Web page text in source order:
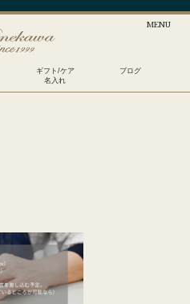
ギフト/ケア
名入れ
ブログ